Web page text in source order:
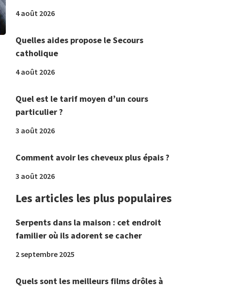
4 août 2026
Quelles aides propose le Secours
catholique
4 août 2026
Quel est le tarif moyen d’un cours
particulier ?
3 août 2026
Comment avoir les cheveux plus épais ?
3 août 2026
Les articles les plus populaires
Serpents dans la maison : cet endroit
familier où ils adorent se cacher
2 septembre 2025
Quels sont les meilleurs films drôles à